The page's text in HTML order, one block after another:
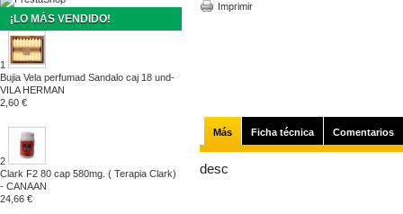
¡LO MÁS VENDIDO!
1
Bujia Vela perfumad Sandalo caj 18 und-
VILA HERMAN
2,60 €
2
Clark F2 80 cap 580mg. ( Terapia Clark)
- CANAAN
24,66 €
Imprimir
Más Ficha técnica Comentarios
desc